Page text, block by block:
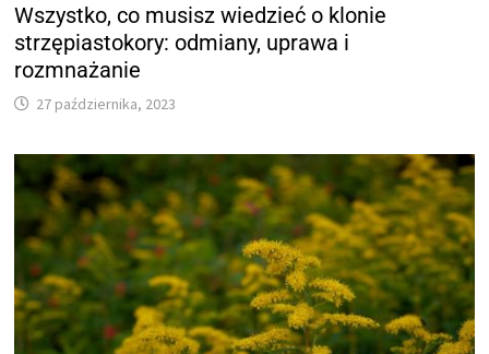
Wszystko, co musisz wiedzieć o klonie
strzępiastokory: odmiany, uprawa i
rozmnażanie
27 października, 2023